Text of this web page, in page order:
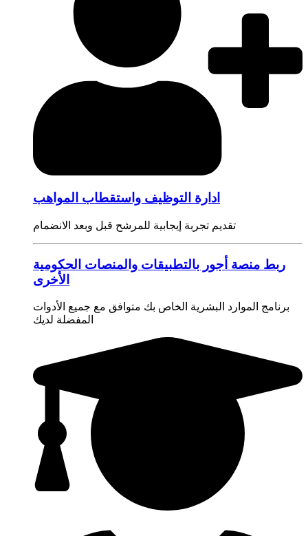
ادارة التوظيف واستقطاب المواهب
تقديم تجربة إيجابية للمرشح قبل وبعد الانضمام
ربط منصة أجور بالتطبيقات والمنصات الحكومية
الأخرى
برنامج الموارد البشرية الخاص بك متوافق مع جميع الأدوات
المفضلة لديك